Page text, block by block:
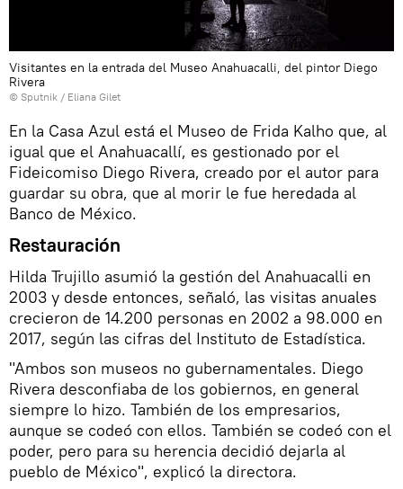
Visitantes en la entrada del Museo Anahuacalli, del pintor Diego
Rivera
© Sputnik / Eliana Gilet
En la Casa Azul está el Museo de Frida Kalho que, al
igual que el Anahuacallí, es gestionado por el
Fideicomiso Diego Rivera, creado por el autor para
guardar su obra, que al morir le fue heredada al
Banco de México.
Restauración
Hilda Trujillo asumió la gestión del Anahuacalli en
2003 y desde entonces, señaló, las visitas anuales
crecieron de 14.200 personas en 2002 a 98.000 en
2017, según las cifras del Instituto de Estadística.
"Ambos son museos no gubernamentales. Diego
Rivera desconfiaba de los gobiernos, en general
siempre lo hizo. También de los empresarios,
aunque se codeó con ellos. También se codeó con el
poder, pero para su herencia decidió dejarla al
pueblo de México", explicó la directora.